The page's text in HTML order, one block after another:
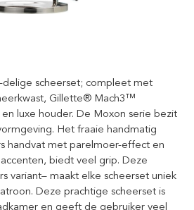
delige scheerset; compleet met
Gillette® Mach3™
luxe houder. De Moxon serie bezit
Het fraaie handmatig
handvat met parelmoer-effect en
biedt veel grip. Deze
variant– maakt elke scheerset uniek
Deze prachtige scheerset is
en geeft de gebruiker veel